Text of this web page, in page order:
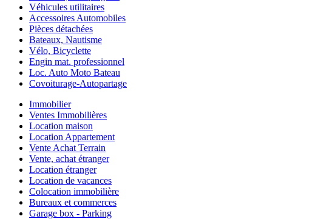
Véhicules utilitaires
Accessoires Automobiles
Pièces détachées
Bateaux, Nautisme
Vélo, Bicyclette
Engin mat. professionnel
Loc. Auto Moto Bateau
Covoiturage-Autopartage
Immobilier
Ventes Immobilières
Location maison
Location Appartement
Vente Achat Terrain
Vente, achat étranger
Location étranger
Location de vacances
Colocation immobilière
Bureaux et commerces
Garage box - Parking